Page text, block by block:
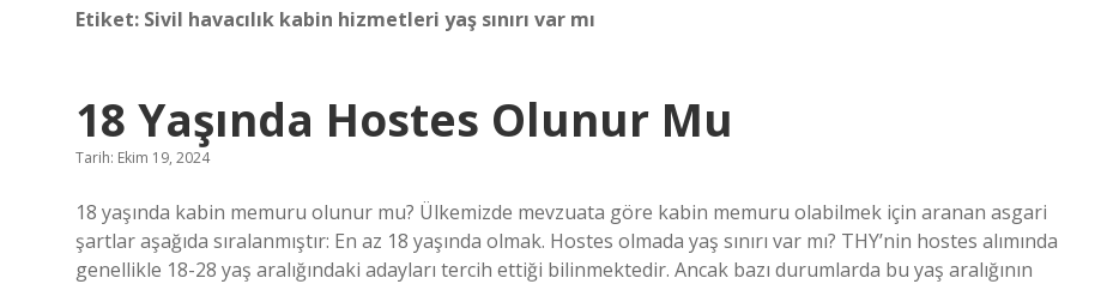
Etiket: Sivil havacılık kabin hizmetleri yaş sınırı var mı
18 Yaşında Hostes Olunur Mu
Tarih: Ekim 19, 2024
18 yaşında kabin memuru olunur mu? Ülkemizde mevzuata göre kabin memuru olabilmek için aranan asgari
şartlar aşağıda sıralanmıştır: En az 18 yaşında olmak. Hostes olmada yaş sınırı var mı? THY’nin hostes alımında
genellikle 18-28 yaş aralığındaki adayları tercih ettiği bilinmektedir. Ancak bazı durumlarda bu yaş aralığının